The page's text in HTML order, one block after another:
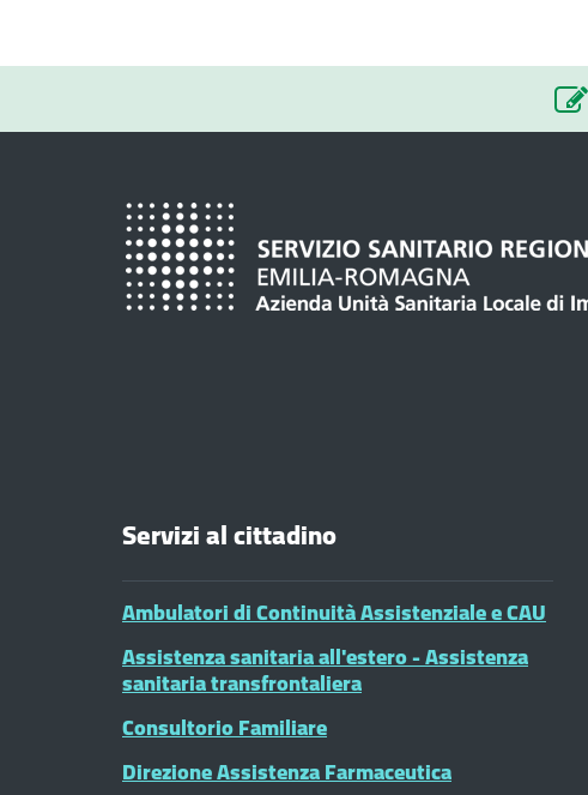
Servizi al cittadino
Ambulatori di Continuità Assistenziale e CAU
Assistenza sanitaria all'estero - Assistenza
sanitaria transfrontaliera
Consultorio Familiare
Direzione Assistenza Farmaceutica